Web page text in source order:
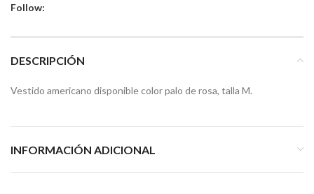
Follow:
DESCRIPCIÓN
Vestido americano disponible color palo de rosa, talla M.
INFORMACIÓN ADICIONAL